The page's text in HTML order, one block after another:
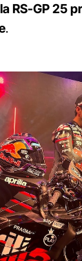
RS-GP 25
.